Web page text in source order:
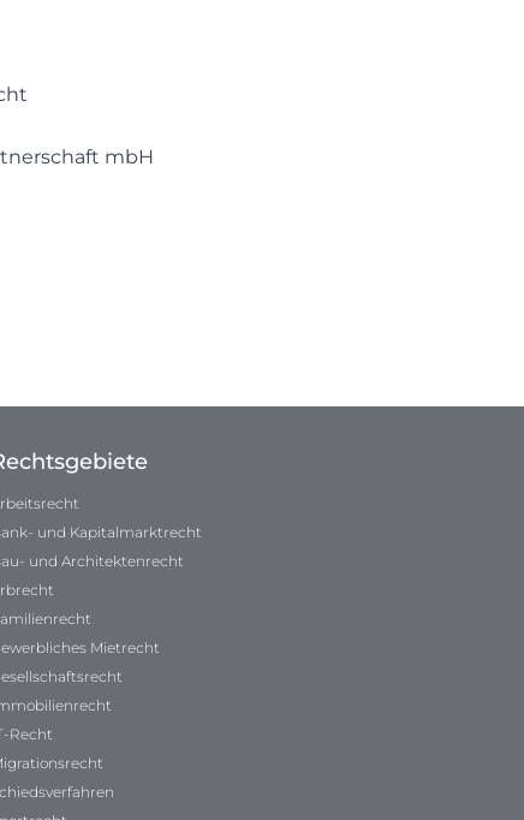
mbH
und Kapitalmarktrecht
und Architektenrecht
Mietrecht
Recht